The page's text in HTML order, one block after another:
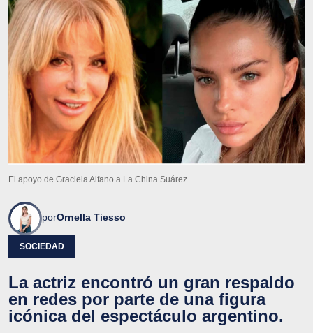
El apoyo de Graciela Alfano a La China Suárez
porOrnella Tiesso
SOCIEDAD
La actriz encontró un gran respaldo
en redes por parte de una figura
icónica del espectáculo argentino.